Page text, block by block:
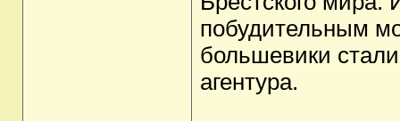
побудительным
большевики
агентура.